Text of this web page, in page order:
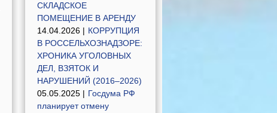
СКЛАДСКОЕ
ПОМЕЩЕНИЕ В АРЕНДУ
14.04.2026 | КОРРУПЦИЯ
В РОССЕЛЬХОЗНАДЗОРЕ:
ХРОНИКА УГОЛОВНЫХ
ДЕЛ, ВЗЯТОК И
НАРУШЕНИЙ (2016–2026)
05.05.2025 | Госдума РФ
планирует отмену